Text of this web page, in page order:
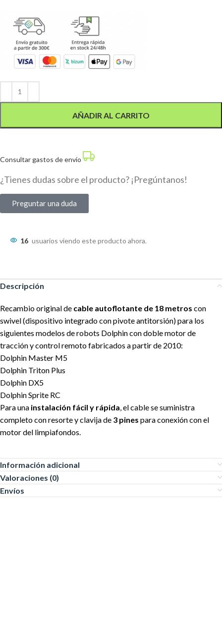
AÑADIR AL CARRITO
Consultar gastos de envío
¿Tienes dudas sobre el producto? ¡Pregúntanos!
Preguntar una duda
16 usuarios viendo este producto ahora.
Descripción
Recambio original de cable autoflotante de 18 metros con
swivel (dispositivo integrado con pivote antitorsión) para los
siguientes modelos de robots Dolphin con doble motor de
tracción y control remoto fabricados a partir de 2010:
Dolphin Master M5
Dolphin Triton Plus
Dolphin DX5
Dolphin Sprite RC
Para una instalación fácil y rápida, el cable se suministra
completo con resorte y clavija de 3 pines para conexión con el
motor del limpiafondos.
Información adicional
Valoraciones (0)
Envíos